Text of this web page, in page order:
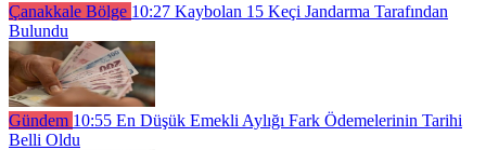
Çanakkale Bölge 10:27 Kaybolan 15 Keçi Jandarma Tarafından
Bulundu
Gündem 10:55 En Düşük Emekli Aylığı Fark Ödemelerinin Tarihi
Belli Oldu